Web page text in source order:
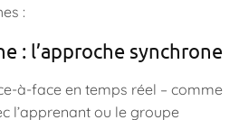
:
: l’approche synchrone
à-face en temps réel – comme
l’apprenant ou le groupe